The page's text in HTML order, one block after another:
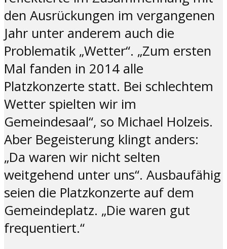
den Ausrückungen im vergangenen
Jahr unter anderem auch die
Problematik „Wetter“. „Zum ersten
Mal fanden in 2014 alle
Platzkonzerte statt. Bei schlechtem
Wetter spielten wir im
Gemeindesaal“, so Michael Holzeis.
Aber Begeisterung klingt anders:
„Da waren wir nicht selten
weitgehend unter uns“. Ausbaufähig
seien die Platzkonzerte auf dem
Gemeindeplatz. „Die waren gut
frequentiert.“